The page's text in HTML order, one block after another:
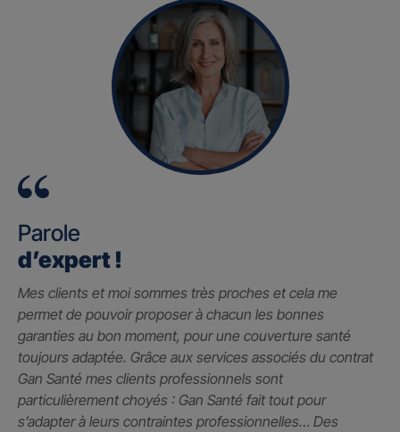
Parole
d’expert !
Mes clients et moi sommes très proches et cela me
permet de pouvoir proposer à chacun les bonnes
garanties au bon moment, pour une couverture santé
toujours adaptée. Grâce aux services associés du contrat
Gan Santé mes clients professionnels sont
particulièrement choyés : Gan Santé fait tout pour
s’adapter à leurs contraintes professionnelles… Des